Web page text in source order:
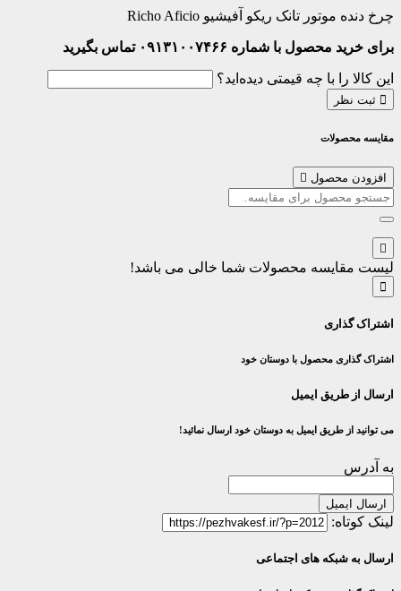
چرخ دنده موتور تانک ریکو آفیشیو Richo Aficio
برای خرید محصول با شماره ۰۹۱۳۱۰۰۷۴۶۶ تماس بگیرید
این کالا را با چه قیمتی دیده‌اید؟
ثبت نظر
مقایسه محصولات
افزودن محصول
لیست مقایسه محصولات شما خالی می باشد!
اشتراک گذاری
اشتراک گذاری محصول با دوستان خود
ارسال از طریق ایمیل
می توانید از طریق ایمیل به دوستان خود ارسال نمائید!
به آدرس
ارسال ایمیل
لینک کوتاه:
ارسال به شبکه های اجتماعی